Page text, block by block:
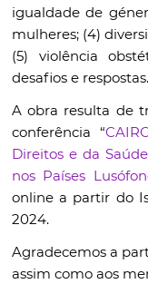
igualdade de
mulheres; (4)
(5) violência
desafios e respostas.
A obra resulta de
conferência “
Direitos e da
nos Países
online a partir do
2024.
Agradecemos a
assim como aos